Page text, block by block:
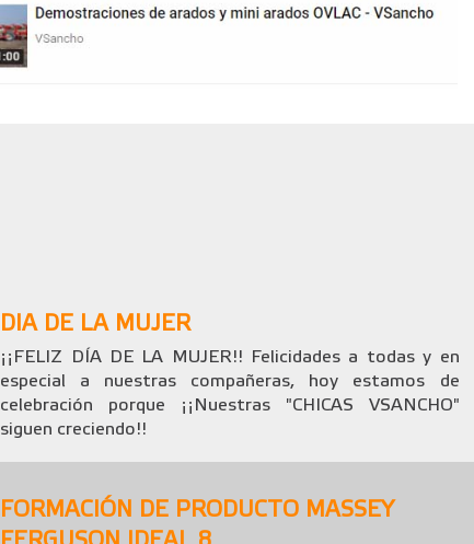
DIA DE LA MUJER
¡¡FELIZ DÍA DE LA MUJER!! Felicidades a todas y en
especial a nuestras compañeras, hoy estamos de
celebración porque ¡¡Nuestras "CHICAS VSANCHO"
siguen creciendo!!
FORMACIÓN DE PRODUCTO MASSEY